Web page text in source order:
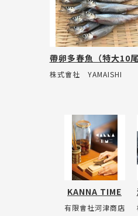
帶卵多春魚（特大10尾
株式會社 YAMAISHI
KANNA TIME
有限會社河津商店